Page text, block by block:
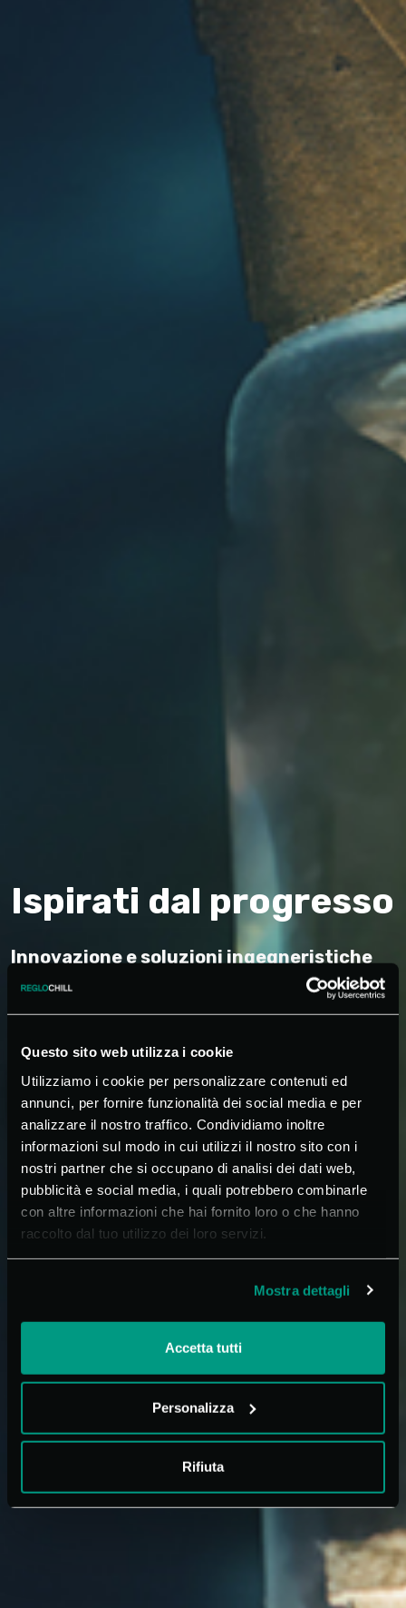
Questo sito web utilizza i cookie
Utilizziamo i cookie per personalizzare contenuti ed
annunci, per fornire funzionalità dei social media e per
analizzare il nostro traffico. Condividiamo inoltre
informazioni sul modo in cui utilizzi il nostro sito con i
nostri partner che si occupano di analisi dei dati web,
pubblicità e social media, i quali potrebbero combinarle
con altre informazioni che hai fornito loro o che hanno
raccolto dal tuo utilizzo dei loro servizi.
Mostra dettagli
Accetta tutti
Personalizza
Rifiuta
Ispirati dal progresso
Innovazione e soluzioni ingegneristiche
all’avanguardia per una refrigerazione a
basso impatto ambientale.
SCOPRI DI PIÙ